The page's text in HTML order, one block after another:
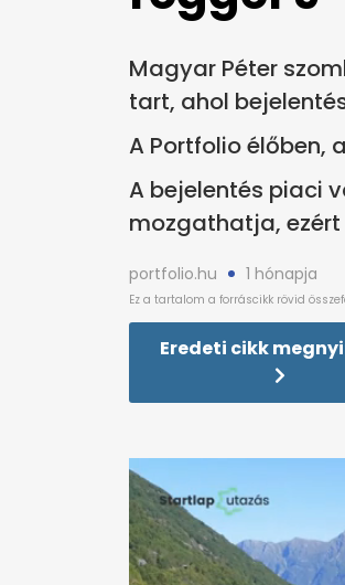
Magyar Péter
tart, ahol
A Portfolio élőben,
A bejelentés piaci
mozgathatja,
portfolio.hu 1 hónapja
Eredeti cikk